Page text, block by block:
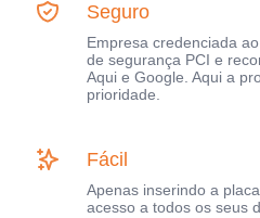
Seguro
Empresa credenciada
de segurança PCI e
Aqui e Google. Aqui a
prioridade.
Fácil
Apenas inserindo a
acesso a todos os seus